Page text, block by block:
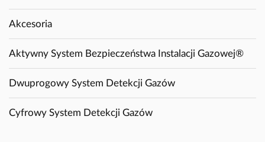
Akcesoria
Aktywny System Bezpieczeństwa Instalacji Gazowej®
Dwuprogowy System Detekcji Gazów
Cyfrowy System Detekcji Gazów